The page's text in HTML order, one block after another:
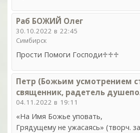
Раб БОЖИЙ Олег
30.10.2022 в 22:45
Симбирск
Прости Помоги Господи♱♱♱
Петр (Божьим усмотрением
священник, радетель
04.11.2022 в 19:11
«На Имя Божье уповать,
Грядущему не ужасаясь» (творч.